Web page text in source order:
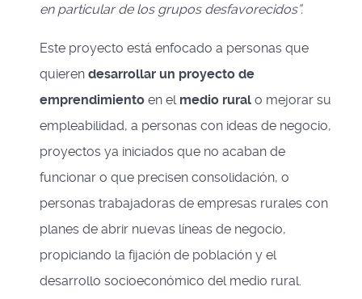
en particular de los grupos desfavorecidos”.
Este proyecto está enfocado a personas que
quieren desarrollar un proyecto de
emprendimiento en el medio rural o mejorar su
empleabilidad, a personas con ideas de negocio,
proyectos ya iniciados que no acaban de
funcionar o que precisen consolidación, o
personas trabajadoras de empresas rurales con
planes de abrir nuevas líneas de negocio,
propiciando la fijación de población y el
desarrollo socioeconómico del medio rural.